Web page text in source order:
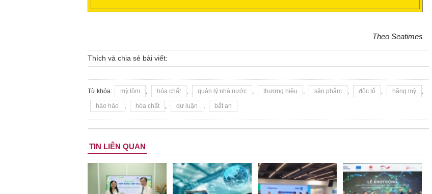
Theo Seatimes
Thích và chia sẻ bài viết:
Từ khóa: mỳ tôm , hóa chất , quản lý nhà nước , thương hiệu , sản phẩm , độc tố , hãng mỳ ,
hảo hảo , hóa chất , dư luận , bất an
TIN LIÊN QUAN